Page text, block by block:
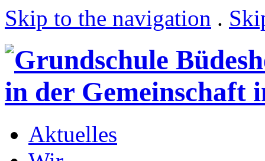
Skip to the navigation .
Aktuelles